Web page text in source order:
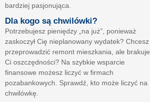
bardziej pasjonująca.
Dla kogo są chwilówki?
Potrzebujesz pieniędzy „na już”, ponieważ
zaskoczył Cię nieplanowany wydatek? Chcesz
przeprowadzić remont mieszkania, ale brakuje
Ci oszczędności? Na szybkie wsparcie
finansowe możesz liczyć w firmach
pozabankowych. Sprawdź, kto może liczyć na
chwilówkę.